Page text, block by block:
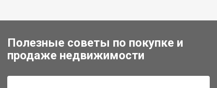
Полезные советы по покупке и
продаже недвижимости